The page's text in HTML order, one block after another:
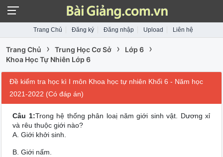
Trang Chủ Đăng ký Đăng nhập Upload Liên hệ
Trang Chủ › Trung Học Cơ Sở › Lớp 6 ›
Khoa Học Tự Nhiên Lớp 6
Đề kiểm tra học kì I môn Khoa học tự nhiên Khối 6 - Năm học
2021-2022 (Có đáp án)
Câu 1:Trong hệ thống phân loaị năm giới sinh vật. Dương xỉ
và rêu thuộc giới nào?
A. Giới khởi sinh.
B. Giới nấm.